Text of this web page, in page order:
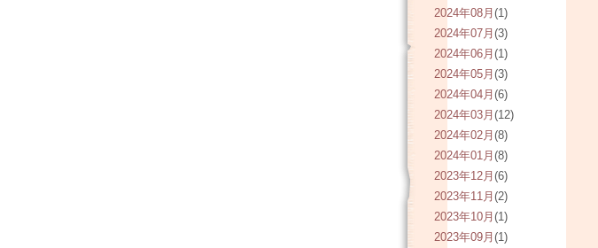
2024年08月 (1)
2024年07月 (3)
2024年06月 (1)
2024年05月 (3)
2024年04月 (6)
2024年03月 (12)
2024年02月 (8)
2024年01月 (8)
2023年12月 (6)
2023年11月 (2)
2023年10月 (1)
2023年09月 (1)